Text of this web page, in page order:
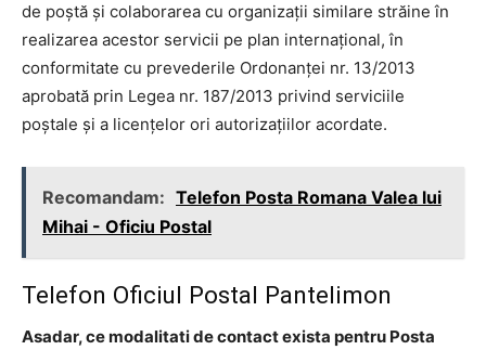
de poştă şi colaborarea cu organizaţii similare străine în
realizarea acestor servicii pe plan internaţional, în
conformitate cu prevederile Ordonanţei nr. 13/2013
aprobată prin Legea nr. 187/2013 privind serviciile
poştale şi a licenţelor ori autorizaţiilor acordate.
Recomandam: Telefon Posta Romana Valea lui
Mihai - Oficiu Postal
Telefon Oficiul Postal Pantelimon
Asadar, ce modalitati de contact exista pentru Posta